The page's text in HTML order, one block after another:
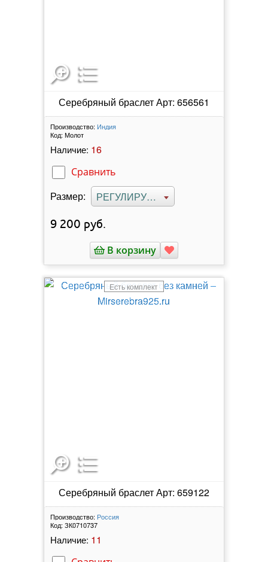
Серебряный браслет Арт: 656561
Производство: Индия
Код: Молот
Наличие: 16
Сравнить
Размер: РЕГУЛИРУЕМЫЙ
9 200 руб.
В корзину
Есть комплект
Серебряный браслет Арт: 659122
Производство: Россия
Код: ЗК0710737
Наличие: 11